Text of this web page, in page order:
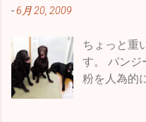
-6月 20, 2009
ちょっと重
す。 パンジ
粉を人為的
が、専門